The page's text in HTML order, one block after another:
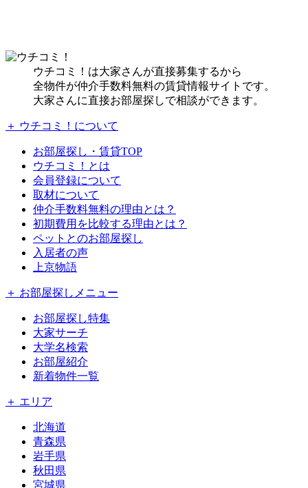
ウチコミ！は大家さんが直接募集するから
全物件が仲介手数料無料の賃貸情報サイトです。
大家さんに直接お部屋探しで相談ができます。
＋ ウチコミ！について
お部屋探し・賃貸TOP
ウチコミ！とは
会員登録について
取材について
仲介手数料無料の理由とは？
初期費用を比較する理由とは？
ペットとのお部屋探し
入居者の声
上京物語
＋ お部屋探しメニュー
お部屋探し特集
大家サーチ
大学名検索
お部屋紹介
新着物件一覧
＋ エリア
北海道
青森県
岩手県
秋田県
宮城県